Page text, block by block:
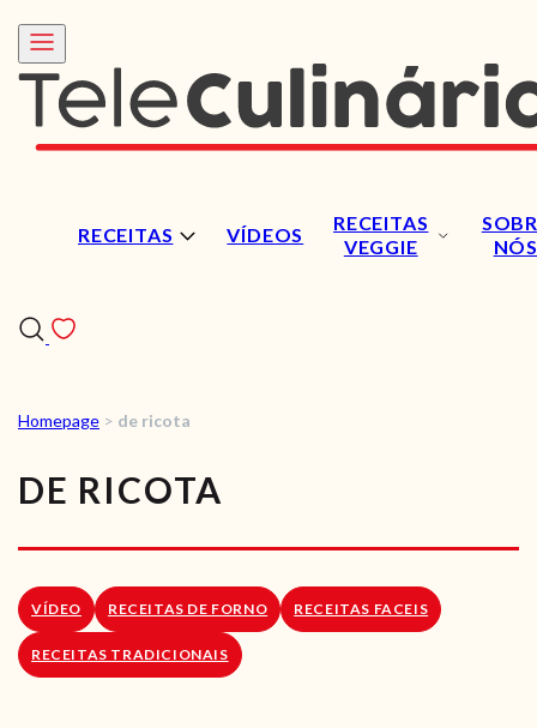
RECEITAS VÍDEOS
RECEITAS
VEGGIE
NÓS
RECEITAS VEGGIE
SOBRE NÓS
LOJA ONLINE
Homepage > de ricota
DE RICOTA
VÍDEO RECEITAS DE FORNO RECEITAS FACEIS
RECEITAS TRADICIONAIS